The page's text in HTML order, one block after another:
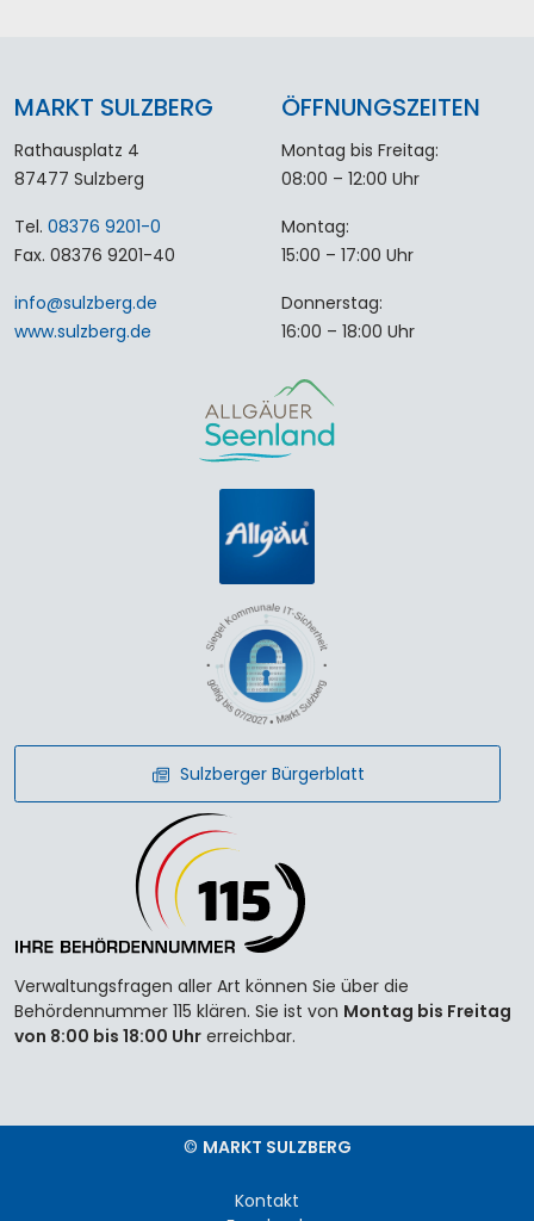
MARKT SULZBERG
Rathausplatz 4
87477 Sulzberg
Tel. 08376 9201-0
Fax. 08376 9201-40
info@sulzberg.de
www.sulzberg.de
ÖFFNUNGSZEITEN
Montag bis Freitag:
08:00 – 12:00 Uhr
Montag:
15:00 – 17:00 Uhr
Donnerstag:
16:00 – 18:00 Uhr
Sulzberger Bürgerblatt
Verwaltungsfragen aller Art können Sie über die
Behördennummer 115 klären. Sie ist von Montag bis Freitag
von 8:00 bis 18:00 Uhr erreichbar.
© MARKT SULZBERG
Kontakt